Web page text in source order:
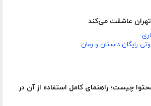
عاشقت می‌کند
رایگان داستان و رمان
چیست؛ راهنمای کامل استفاده از آن در